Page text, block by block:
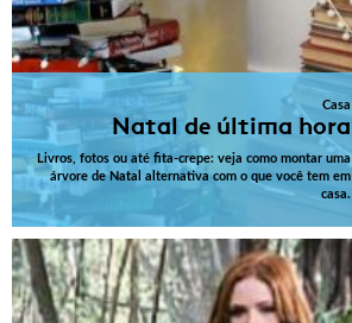
Casa
Natal de última hora
Livros, fotos ou até fita-crepe: veja como montar uma
árvore de Natal alternativa com o que você tem em
casa.